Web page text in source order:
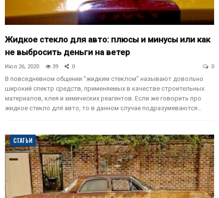
Жидкое стекло для авто: плюсы и минусы или как
не выбросить деньги на ветер
Июл 26, 2020 39 0 0
В повседневном общении “жидким стеклом” называют довольно
широкий спектр средств, применяемых в качестве строительных
материалов, клея и химических реагентов. Если же говорить про
жидкое стекло для авто, то в данном случае подразумеваются…
СТАТЬИ